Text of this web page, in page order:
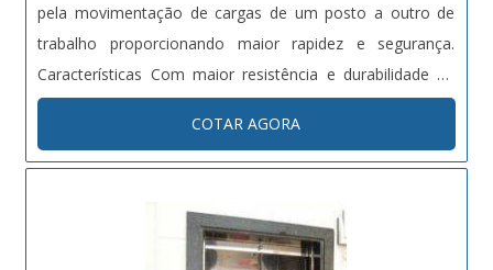
pela movimentação de cargas de um posto a outro de
trabalho proporcionando maior rapidez e segurança.
Características Com maior resistência e durabilidade os
transportadores motorizados são produzidos
especialmente para deslocar cargas mais pesadas que
pudessem danificar a estrutura de transporta....
COTAR AGORA